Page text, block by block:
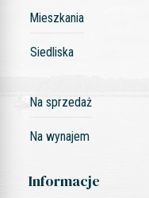
Mieszkania
Siedliska
Na sprzedaż
Na wynajem
Informacje